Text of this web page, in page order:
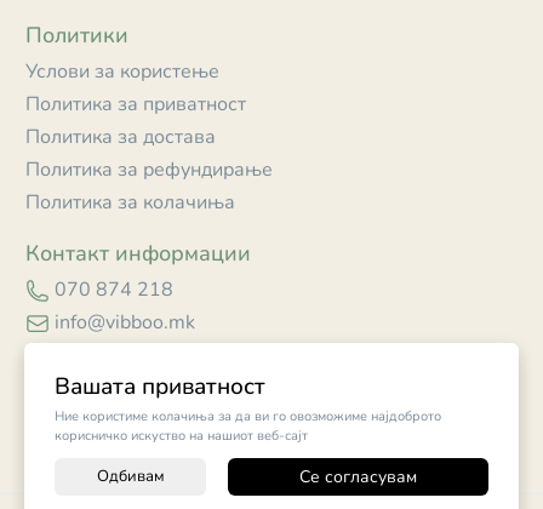
Вашата приватност
Ние користиме колачиња за да ви го овозможиме најдоброто
корисничко искуство на нашиот веб-сајт
Одбивам Се согласувам
Политики
Услови за користење
Политика за приватност
Политика за достава
Политика за рефундирање
Политика за колачиња
Контакт информации
070 874 218
info@vibboo.mk